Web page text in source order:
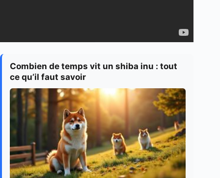
Combien de temps vit un shiba inu : tout
ce qu’il faut savoir